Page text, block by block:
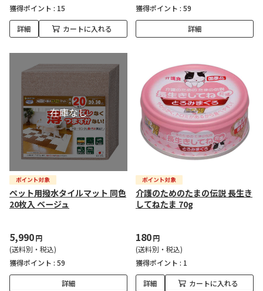
獲得ポイント : 15
詳細 カートに入れる
獲得ポイント : 59
詳細
ペット用撥水タイルマット 同色
20枚入 ベージュ
5,990円
(送料別・税込)
獲得ポイント : 59
詳細
介護のためのたまの伝説 長生き
してねたま 70g
180円
(送料別・税込)
獲得ポイント : 1
詳細 カートに入れる